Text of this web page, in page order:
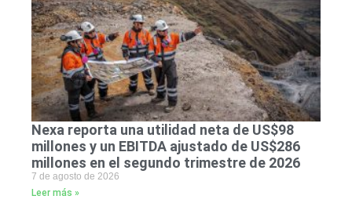
Nexa reporta una utilidad neta de US$98
millones y un EBITDA ajustado de US$286
millones en el segundo trimestre de 2026
7 de agosto de 2026
Leer más »